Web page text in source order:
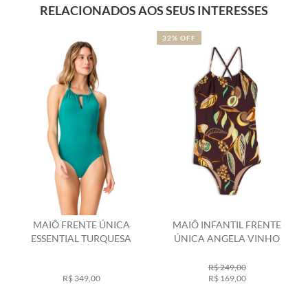
RELACIONADOS AOS SEUS INTERESSES
MAIÔ FRENTE ÚNICA
ESSENTIAL TURQUESA
R$ 349,00
MAIÔ INFANTIL FRENTE
ÚNICA ANGELA VINHO
R$ 249,00
R$ 169,00
32% OFF